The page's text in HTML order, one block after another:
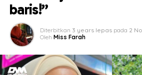
baris!”
Diterbitkan 3 years lepas pada 2
Oleh Miss Farah